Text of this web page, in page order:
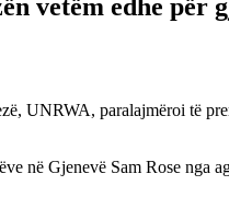
vetëm edhe për
UNRWA, paralajmëroi të
në Gjenevë Sam Rose nga